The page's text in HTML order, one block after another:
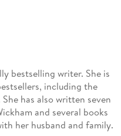
bestselling writer. She is
including the
has also written seven
and several books
her husband and family.